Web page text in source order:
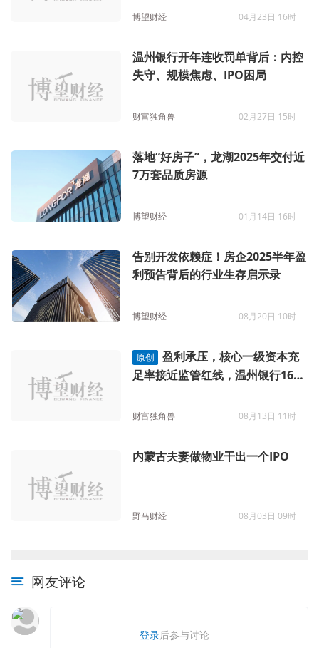
博望财经 04月23日 16时
温州银行开年连收罚单背后：内控
失守、规模焦虑、IPO困局
财富独角兽 02月27日 15时
落地“好房子”，龙湖2025年交付近
7万套品质房源
博望财经 01月14日 16时
告别开发依赖症！房企2025半年盈
利预告背后的行业生存启示录
博望财经 08月20日 10时
原创
盈利承压，核心一级资本充
足率接近监管红线，温州银行16年
财富独角兽 08月13日 11时
内蒙古夫妻做物业干出一个IPO
野马财经 08月03日 09时
网友评论
登录后参与讨论